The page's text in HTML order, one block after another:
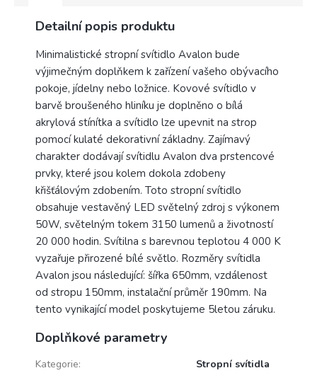
Detailní popis produktu
Minimalistické stropní svítidlo Avalon bude
výjimečným doplňkem k zařízení vašeho obývacího
pokoje, jídelny nebo ložnice. Kovové svítidlo v
barvě broušeného hliníku je doplněno o bílá
akrylová stínítka a svítidlo lze upevnit na strop
pomocí kulaté dekorativní základny. Zajímavý
charakter dodávají svítidlu Avalon dva prstencové
prvky, které jsou kolem dokola zdobeny
křišťálovým zdobením. Toto stropní svítidlo
obsahuje vestavěný LED světelný zdroj s výkonem
50W, světelným tokem 3150 lumenů a životností
20 000 hodin. Svítilna s barevnou teplotou 4 000 K
vyzařuje přirozené bílé světlo. Rozměry svítidla
Avalon jsou následující: šířka 650mm, vzdálenost
od stropu 150mm, instalační průměr 190mm. Na
tento vynikající model poskytujeme 5letou záruku.
Doplňkové parametry
Kategorie:
Stropní svítidla